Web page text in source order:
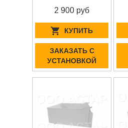
2 900 руб
КУПИТЬ
ЗАКАЗАТЬ С
УСТАНОВКОЙ